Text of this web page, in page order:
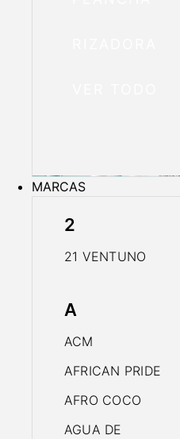
MARCAS
2
21 VENTUNO
A
ACM
AFRICAN PRIDE
AFRO COCO
AGUA DE